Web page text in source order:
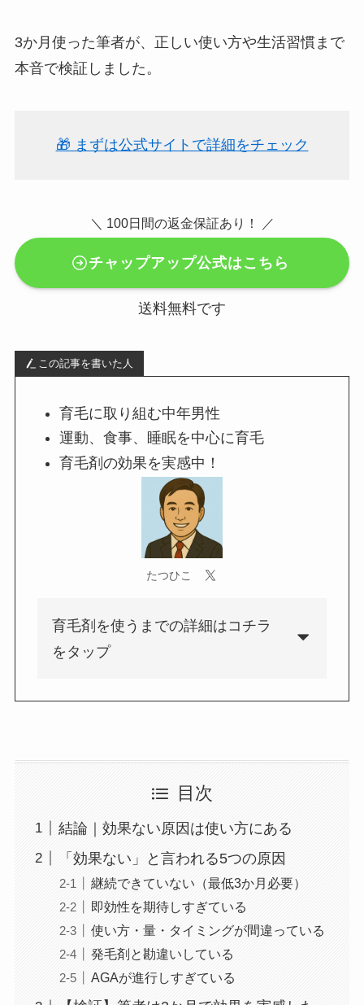
3か月使った筆者が、正しい使い方や生活習慣まで
本音で検証しました。
🎁 まずは公式サイトで詳細をチェック
＼ 100日間の返金保証あり！ ／
チャップアップ公式はこちら
送料無料です
この記事を書いた人
育毛に取り組む中年男性
運動、食事、睡眠を中心に育毛
育毛剤の効果を実感中！
たつひこ
育毛剤を使うまでの詳細はコチラ
をタップ
目次
結論｜効果ない原因は使い方にある
「効果ない」と言われる5つの原因
継続できていない（最低3か月必要）
即効性を期待しすぎている
使い方・量・タイミングが間違っている
発毛剤と勘違いしている
AGAが進行しすぎている